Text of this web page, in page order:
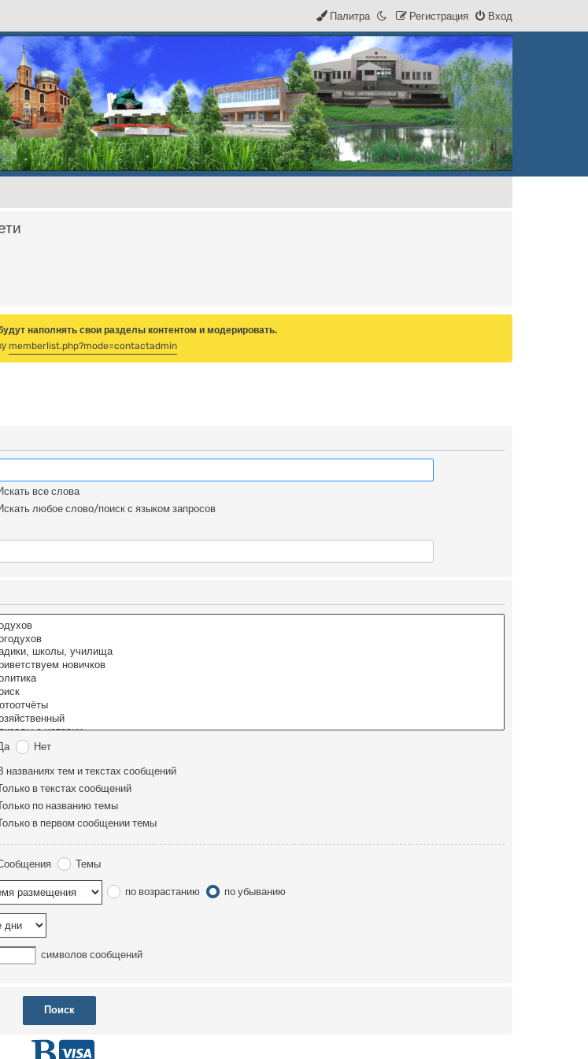
Вход
Регистрация
Палитра
наполнять свои разделы контентом и модерировать.
memberlist.php?mode=contactadmin
все слова
любое слово/поиск с языком запросов
Нет
названиях тем и текстах сообщений
в текстах сообщений
по названию темы
в первом сообщении темы
Темы
по возрастанию по убыванию
символов сообщений
Г D